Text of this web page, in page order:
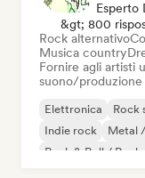
Esperto
&gt; 800
Rock alternativo
Musica country
Fornire agli artisti
suono/produzione
Elettronica Rock
Indie rock
Metal
Rock & Roll / Rock